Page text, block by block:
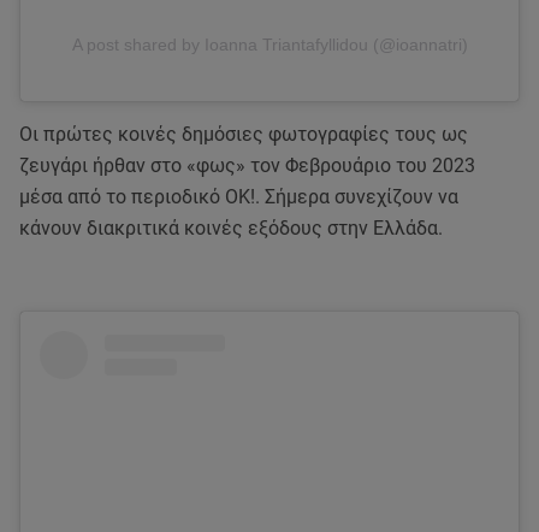
A post shared by Ioanna Triantafyllidou (@ioannatri)
Οι πρώτες κοινές δημόσιες φωτογραφίες τους ως
ζευγάρι ήρθαν στο «φως» τον Φεβρουάριο του 2023
μέσα από το περιοδικό ΟΚ!. Σήμερα συνεχίζουν να
κάνουν διακριτικά κοινές εξόδους στην Ελλάδα.